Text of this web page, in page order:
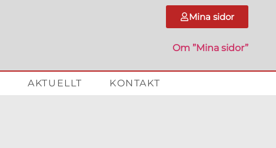
Mina sidor
Om ”Mina sidor”
AKTUELLT KONTAKT